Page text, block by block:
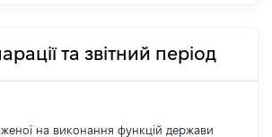
та звітний період
на виконання функцій держави